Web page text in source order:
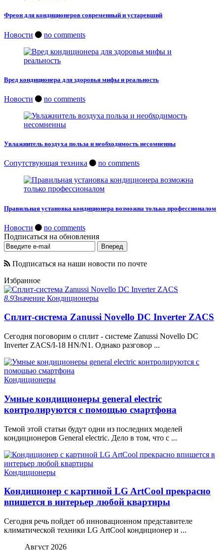
Фреон для кондиционеров современный и устаревший
Новости no comments
Вред кондиционера для здоровья мифы и реальность
Новости no comments
Увлажнитель воздуха польза и необходимость несомненны
Сопутствующая техника no comments
Правильная установка кондиционера возможна только профессионалом
Новости
no comments
Подписаться на обновления
Подписаться на наши новости по почте
Избранное
8.9Значение Кондиционеры
Сплит-система Zanussi Novello DC Inverter ZACS
Сегодня поговорим о сплит - системе Zanussi Novello DC
Inverter ZACS/I-18 HN/N1. Однако разговор ...
Кондиционеры
Умные кондиционеры general electric
контролируются с помощью смартфона
Темой этой статьи будут одни из последних моделей
кондиционеров General electric. Дело в том, что с ...
Кондиционеры
Кондиционер с картиной LG ArtCool прекрасно
впишется в интерьер любой квартиры
Сегодня речь пойдет об инновационном представителе
климатической техники LG ArtCool кондиционер и ...
Август 2026